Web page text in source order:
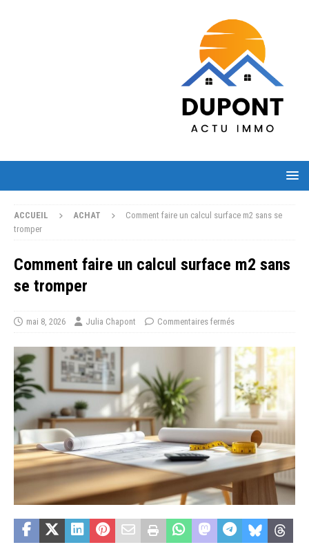
ACCUEIL ACHAT
Comment faire un calcul surface m2 sans se
tromper
Comment faire un calcul surface m2 sans
se tromper
mai 8, 2026 Julia Chapont Commentaires fermés